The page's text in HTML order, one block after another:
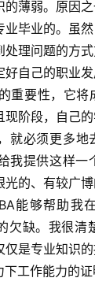
薄弱。原因
业毕业的。虽
处理问题的方
好自己的职业
重要性，它
现阶段，自己
就必须更多地
我提供这样一
的、有较广
能够帮助我
欠缺。我很清
仅是专业知识
工作能力的证